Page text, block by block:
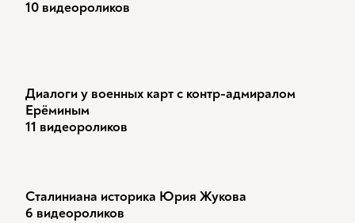
10 видеороликов
Диалоги у военных карт с контр-адмиралом
Ерёминым
11 видеороликов
Сталиниана историка Юрия Жукова
6 видеороликов